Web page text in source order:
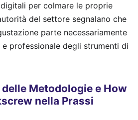
per colmare le proprie
del settore segnalano che
parte necessariamente
professionale degli strumenti di
Metodologie e How
nella Prassi